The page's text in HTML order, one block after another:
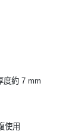
度約 7 mm
使用